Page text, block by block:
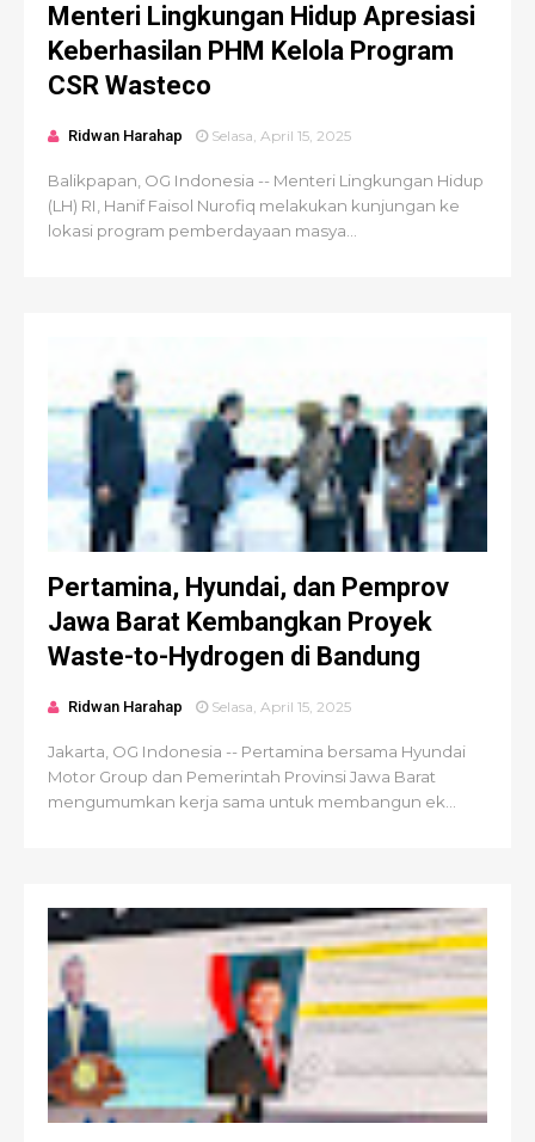
Menteri Lingkungan Hidup Apresiasi
Keberhasilan PHM Kelola Program
CSR Wasteco
Ridwan Harahap Selasa, April 15, 2025
Balikpapan, OG Indonesia -- Menteri Lingkungan Hidup
(LH) RI, Hanif Faisol Nurofiq melakukan kunjungan ke
lokasi program pemberdayaan masya...
Pertamina, Hyundai, dan Pemprov
Jawa Barat Kembangkan Proyek
Waste-to-Hydrogen di Bandung
Ridwan Harahap Selasa, April 15, 2025
Jakarta, OG Indonesia -- Pertamina bersama Hyundai
Motor Group dan Pemerintah Provinsi Jawa Barat
mengumumkan kerja sama untuk membangun ek...